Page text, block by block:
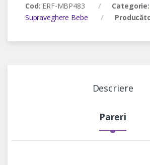
Cod: ERF-MBP483 Categorie:
Supraveghere Bebe
Descriere
Pareri